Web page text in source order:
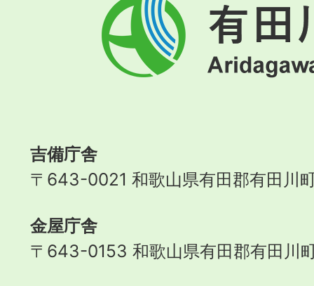
有
田
川
町
吉備庁舎
〒643-0021 和歌山県有田郡有田川
金屋庁舎
〒643-0153 和歌山県有田郡有田川